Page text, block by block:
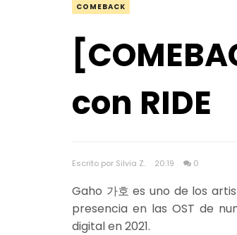
COMEBACK
con RIDE
Escrito por Silvia Z. 20:19 0
Gaho 가호 es uno de los
presencia en las OST de
digital en 2021.